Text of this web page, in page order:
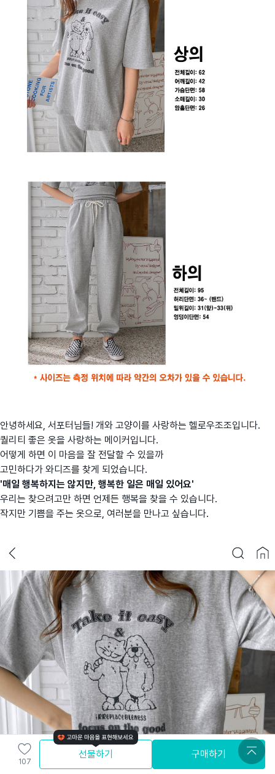
안녕하세요, 서포터님들! 개와 고양이를 사랑하는 헬로우조조입니다.
퀄리티 좋은 옷을 사랑하는 메이커입니다.
어떻게 하면 이 마음을 잘 전달할 수 있을까
고민하다가 와디즈를 찾게 되었습니다.
'매일 행복하지는 않지만, 행복한 일은 매일 있어요'
우리는 찾으려고만 하면 언제든 행복을 찾을 수 있습니다.
작지만 기쁨을 주는 옷으로, 여러분을 만나고 싶습니다.
공유
107
선물하기 구매하기